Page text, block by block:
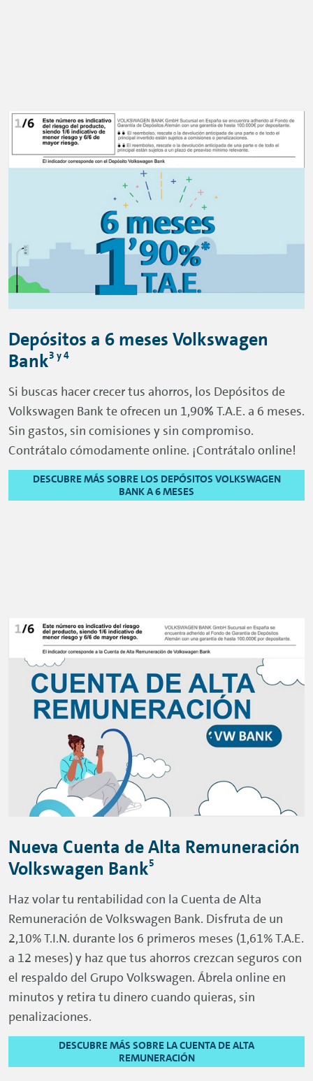
Depósitos a 6 meses Volkswagen
Bank3 y 4
Si buscas hacer crecer tus ahorros, los Depósitos de
Volkswagen Bank te ofrecen un 1,90% T.A.E. a 6 meses.
Sin gastos, sin comisiones y sin compromiso.
Contrátalo cómodamenteonline. ¡Contrátalo online!
DESCUBRE MÁS SOBRE LOS DEPÓSITOS VOLKSWAGEN
BANK A 6 MESES
Nueva Cuenta de Alta Remuneración
Volkswagen Bank5
Haz volar tu rentabilidad con la Cuenta de Alta
Remuneración de Volkswagen Bank. Disfruta de un
2,10% T.I.N. durante los 6 primeros meses (1,61% T.A.E.
a 12 meses) y haz que tus ahorros crezcan seguros con
el respaldo del Grupo Volkswagen. Ábrela onlineen
minutos y retira tu dinero cuando quieras, sin
penalizaciones.
DESCUBRE MÁS SOBRE LA CUENTA DE ALTA
REMUNERACIÓN